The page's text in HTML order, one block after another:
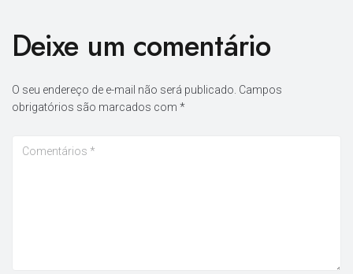
Deixe um comentário
O seu endereço de e-mail não será publicado. Campos
obrigatórios são marcados com *